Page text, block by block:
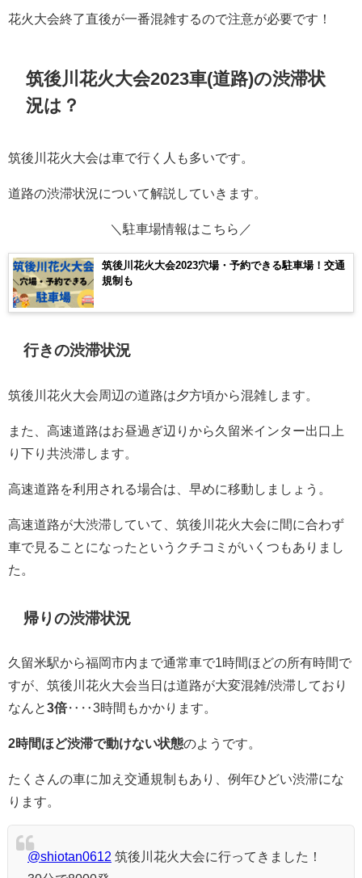
花火大会終了直後が一番混雑するので注意が必要です！
筑後川花火大会2023車(道路)の渋滞状
況は？
筑後川花火大会は車で行く人も多いです。
道路の渋滞状況について解説していきます。
＼駐車場情報はこちら／
筑後川花火大会2023穴場・予約できる駐車場！交通
規制も
行きの渋滞状況
筑後川花火大会周辺の道路は夕方頃から混雑します。
また、高速道路はお昼過ぎ辺りから久留米インター出口上
り下り共渋滞します。
高速道路を利用される場合は、早めに移動しましょう。
高速道路が大渋滞していて、筑後川花火大会に間に合わず
車で見ることになったというクチコミがいくつもありまし
た。
帰りの渋滞状況
久留米駅から福岡市内まで通常車で1時間ほどの所有時間で
すが、筑後川花火大会当日は道路が大変混雑/渋滞しており
なんと3倍‥‥3時間もかかります。
2時間ほど渋滞で動けない状態のようです。
たくさんの車に加え交通規制もあり、例年ひどい渋滞にな
ります。
@shiotan0612 筑後川花火大会に行ってきました！